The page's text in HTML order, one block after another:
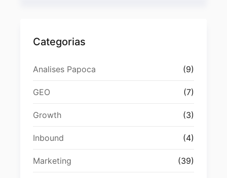
Categorias
Analises Papoca (9)
GEO (7)
Growth (3)
Inbound (4)
Marketing (39)